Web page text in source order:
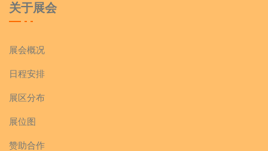
关于展会
展会概况
日程安排
展区分布
展位图
赞助合作